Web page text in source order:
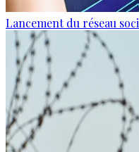
Lancement du réseau